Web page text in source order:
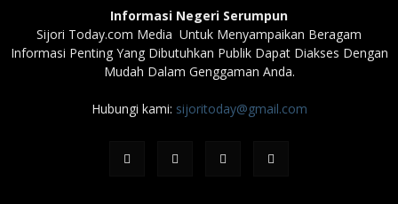
Informasi Negeri Serumpun
Sijori Today.com Media Untuk Menyampaikan Beragam
Informasi Penting Yang Dibutuhkan Publik Dapat Diakses Dengan
Mudah Dalam Genggaman Anda.
Hubungi kami: sijoritoday@gmail.com